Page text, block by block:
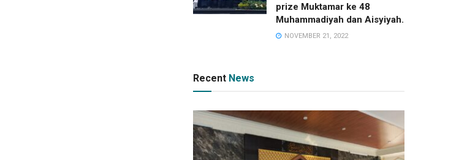
prize Muktamar ke 48
Muhammadiyah dan Aisyiyah.
NOVEMBER 21, 2022
Recent News